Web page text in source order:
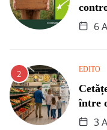
6
EDITO
între
3